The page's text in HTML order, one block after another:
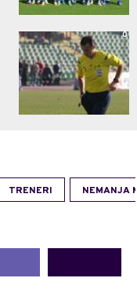
0
TRENERI NEMANJA